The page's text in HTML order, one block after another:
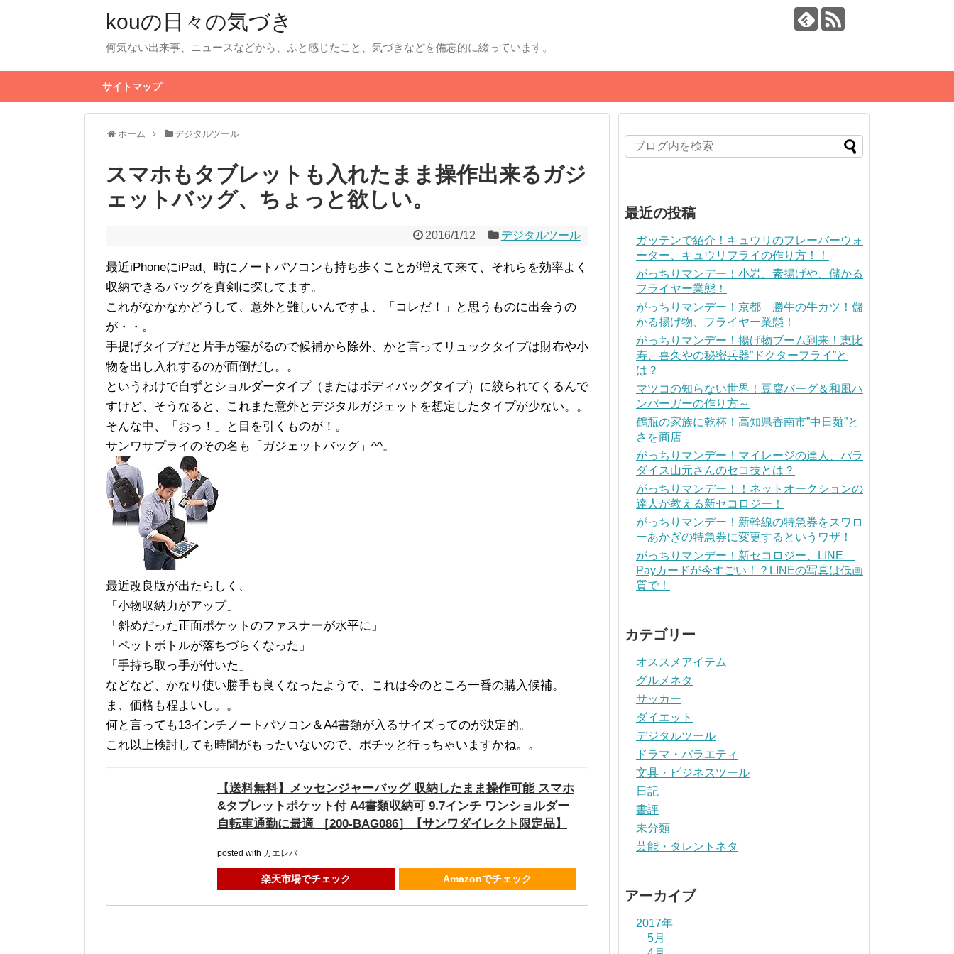
kouの日々の気づき
何気ない出来事、ニュースなどから、ふと感じたこと、気づきなどを備忘的に綴っています。
サイトマップ
ホーム デジタルツール
スマホもタブレットも入れたまま操作出来るガジ
ェットバッグ、ちょっと欲しい。
2016/1/12 デジタルツール
最近iPhoneにiPad、時にノートパソコンも持ち歩くことが増えて来て、それらを効率よく
収納できるバッグを真剣に探してます。
これがなかなかどうして、意外と難しいんですよ、「コレだ！」と思うものに出会うの
が・・。
手提げタイプだと片手が塞がるので候補から除外、かと言ってリュックタイプは財布や小
物を出し入れするのが面倒だし。。
というわけで自ずとショルダータイプ（またはボディバッグタイプ）に絞られてくるんで
すけど、そうなると、これまた意外とデジタルガジェットを想定したタイプが少ない。。
そんな中、「おっ！」と目を引くものが！。
サンワサプライのその名も「ガジェットバッグ」^^。
最近改良版が出たらしく、
「小物収納力がアップ」
「斜めだった正面ポケットのファスナーが水平に」
「ペットボトルが落ちづらくなった」
「手持ち取っ手が付いた」
などなど、かなり使い勝手も良くなったようで、これは今のところ一番の購入候補。
ま、価格も程よいし。。
何と言っても13インチノートパソコン＆A4書類が入るサイズってのが決定的。
これ以上検討しても時間がもったいないので、ポチッと行っちゃいますかね。。
【送料無料】メッセンジャーバッグ 収納したまま操作可能 スマホ
&タブレットポケット付 A4書類収納可 9.7インチ ワンショルダー
自転車通勤に最適 ［200-BAG086］【サンワダイレクト限定品】
posted with カエレバ
楽天市場でチェック Amazonでチェック
最近の投稿
ガッテンで紹介！キュウリのフレーバーウォ
ーター、キュウリフライの作り方！！
がっちりマンデー！小岩、素揚げや、儲かる
フライヤー業態！
がっちりマンデー！京都 勝牛の牛カツ！儲
かる揚げ物、フライヤー業態！
がっちりマンデー！揚げ物ブーム到来！恵比
寿、喜久やの秘密兵器”ドクターフライ”と
は？
マツコの知らない世界！豆腐バーグ＆和風ハ
ンバーガーの作り方～
鶴瓶の家族に乾杯！高知県香南市”中日麺”と
さを商店
がっちりマンデー！マイレージの達人、パラ
ダイス山元さんのセコ技とは？
がっちりマンデー！！ネットオークションの
達人が教える新セコロジー！
がっちりマンデー！新幹線の特急券をスワロ
ーあかぎの特急券に変更するというワザ！
がっちりマンデー！新セコロジー、LINE
Payカードが今すごい！？LINEの写真は低画
質で！
カテゴリー
オススメアイテム
グルメネタ
サッカー
ダイエット
デジタルツール
ドラマ・バラエティ
文具・ビジネスツール
日記
書評
未分類
芸能・タレントネタ
アーカイブ
2017年
5月